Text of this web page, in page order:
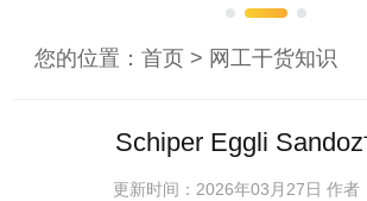
您的位置：首页 > 网工干货知识
Schiper Eggli
更新时间：2026年03月27日作者